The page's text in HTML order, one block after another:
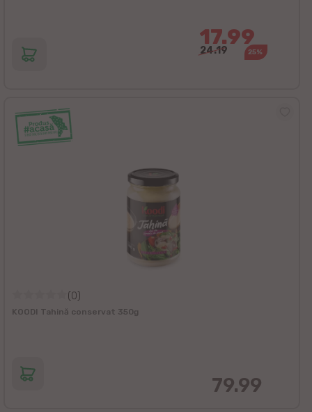
17.99
24.19 25%
(0)
KOODI Tahină conservat 350g
79.99